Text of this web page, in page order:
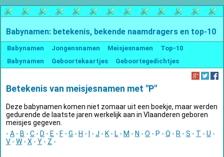
Babynamen: betekenis, bekende naamdragers en top-10
Babynamen Jongensnamen Meisjesnamen
Top-10
Babynamen
Geboortekaartjes Geboortegedichtjes
Betekenis van meisjesnamen met "P"
Deze babynamen komen niet zomaar uit een boekje, maar werden
gedurende de laatste jaren werkelijk aan in Vlaanderen geboren
meisjes gegeven.
- A - B - C - D - E - F - G - H - I - J - K - L - M - N - O - P - Q - R - S - T - U -
V - W - X - Y - Z -